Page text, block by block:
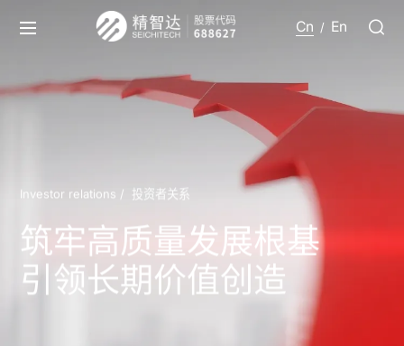
Cn / En
Investor relations / 投资者关系
筑牢高质量发展根基
引领长期价值创造